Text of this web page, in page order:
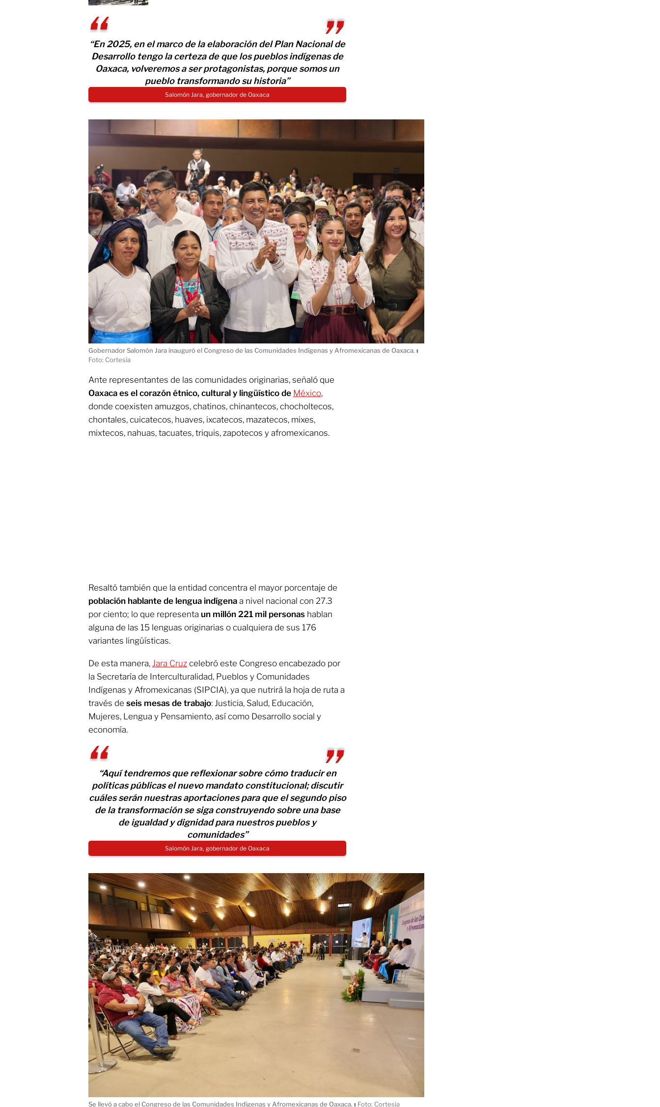
“En 2025, en el marco de la elaboración del Plan Nacional de
Desarrollo tengo la certeza de que los pueblos indígenas de
Oaxaca, volveremos a ser protagonistas, porque somos un
pueblo transformando su historia”
Salomón Jara, gobernador de Oaxaca
Gobernador Salomón Jara inauguró el Congreso de las Comunidades Indígenas y Afromexicanas de Oaxaca. ı
Foto: Cortesía
Ante representantes de las comunidades originarias, señaló que
Oaxaca es el corazón étnico, cultural y lingüístico de México,
donde coexisten amuzgos, chatinos, chinantecos, chocholtecos,
chontales, cuicatecos, huaves, ixcatecos, mazatecos, mixes,
mixtecos, nahuas, tacuates, triquis, zapotecos y afromexicanos.
Resaltó también que la entidad concentra el mayor porcentaje de
población hablante de lengua indígena a nivel nacional con 27.3
por ciento; lo que representa un millón 221 mil personas hablan
alguna de las 15 lenguas originarias o cualquiera de sus 176
variantes lingüísticas.
De esta manera, Jara Cruz celebró este Congreso encabezado por
la Secretaría de Interculturalidad, Pueblos y Comunidades
Indígenas y Afromexicanas (SIPCIA), ya que nutrirá la hoja de ruta a
través de seis mesas de trabajo: Justicia, Salud, Educación,
Mujeres, Lengua y Pensamiento, así como Desarrollo social y
economía.
“Aquí tendremos que reflexionar sobre cómo traducir en
políticas públicas el nuevo mandato constitucional; discutir
cuáles serán nuestras aportaciones para que el segundo piso
de la transformación se siga construyendo sobre una base
de igualdad y dignidad para nuestros pueblos y
comunidades”
Salomón Jara, gobernador de Oaxaca
Se llevó a cabo el Congreso de las Comunidades Indígenas y Afromexicanas de Oaxaca. ı Foto: Cortesía